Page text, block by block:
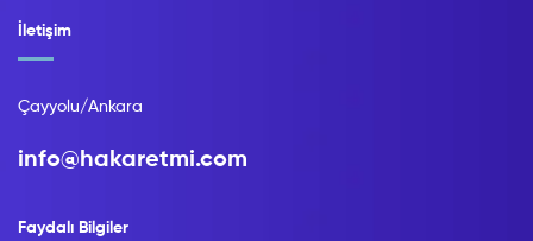
Faydalı Bilgiler
İletişim
Çayyolu/Ankara
info@hakaretmi.com